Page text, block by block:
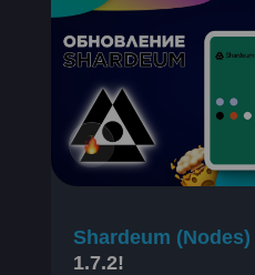
Shardeum (Nodes)
1.7.2!